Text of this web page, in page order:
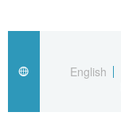
経済・ビジネス
国際
トップ
アーカイブ
In-depth
Japan DataEnglish